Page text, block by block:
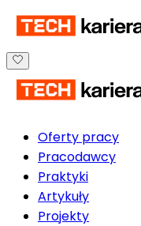
Oferty pracy
Pracodawcy
Praktyki
Artykuły
Projekty